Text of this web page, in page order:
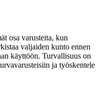
osa varusteita, kun
valjaiden kunto ennen
käyttöön. Turvallisuus on
ja työskentele